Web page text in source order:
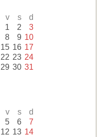
v s d
1 2 3
8 9 10
15 16 17
22 23 24
29 30 31
v s d
5 6 7
12 13 14